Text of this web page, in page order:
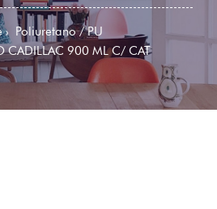
Poliuretano / PU
CADILLAC 900 ML C/ CAT